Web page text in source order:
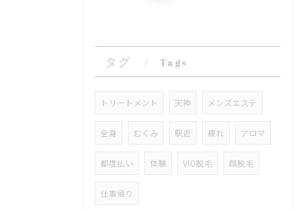
タグ Tags
トリートメント 天神 メンズエステ
全身 むくみ 駅近 疲れ アロマ
都度払い 体験 VIO脱毛 顔脱毛
仕事帰り